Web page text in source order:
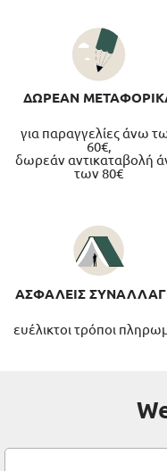
ΣΥΣΚΕΥΑΣΙΑ
ΔΩΡΕΑΝ
για παραγγελίες άνω
60€,
δωρεάν αντικαταβολή
των 80€
ΑΣΦΑΛΕΙΣ
ευέλικτοι τρόποι